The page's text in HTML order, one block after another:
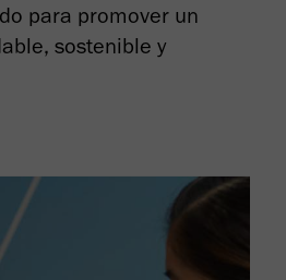
para promover un
sostenible y